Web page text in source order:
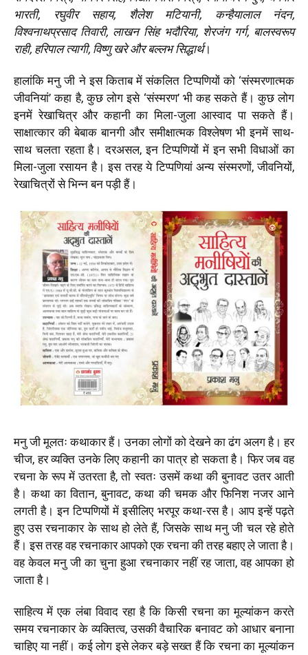
भारती, रघुवीर सहाय, शैलेश मटियानी, कन्हैयालाल नंदन,
विश्वनाथप्रसाद तिवारी, लाखन सिंह भदौरिया, शेरजंग गर्ग, बालस्वरूप
राही, हरिपाल त्यागी, विष्णु खरे और बल्लभ सिद्धार्थ।
हालांकि मनु जी ने इस किताब में संकलित टिप्पणियों को ‘संस्मरणात्मक
जीवनियां’ कहा है, कुछ लोग इसे ‘संस्मरण’भी कह सकते हैं। कुछ लोग
इनमें रेखाचित्र और कहानी का मिला-जुला आस्वाद पा सकते हैं।
साक्षात्कार की बेबाक बानगी और समीक्षात्मक विश्लेषण भी इनमें साथ-
साथ चलता रहता है। दरअसल, इन टिप्पणियों में इन सभी विधाओं का
मिला-जुला रसायन है। इस तरह ये टिप्पणियां अन्य संस्मरणों, जीवनियों,
रेखाचित्रों से भिन्न बन पड़ी हैं।
मनु जी मूलतः कथाकार हैं। उनका लोगों को देखने का ढंग अलग है। हर
चीज, हर व्यक्ति उनके लिए कहानी का पात्र हो सकता है। फिर जब वह
रचना के रूप में उतरता है, तो स्वतः उसमें कथा की बुनावट उतर आती
है। कथा का वितान, बुनावट, कथा की चमक और फिनिश नजर आने
लगती है। इन टिप्पणियों में इसीलिए भरपूर कथा-रस है। आप इन्हें पढ़ते
हुए उस रचनाकार के साथ हो लेते हैं, जिसके साथ मनु जी चल रहे होते
हैं। इस तरह वह रचनाकार आपको एक रचना की तरह बहाए ले जाता है।
वह केवल मनु जी का चुना हुआ रचनाकार नहीं रह जाता, वह आपका हो
जाता है।
साहित्य में एक लंबा विवाद रहा है कि किसी रचना का मूल्यांकन करते
समय रचनाकार के व्यक्तित्व, उसकी वैचारिक बनावट को आधार बनाना
चाहिए या नहीं। कई लोग इसे लेकर बड़े सख्त हैं कि रचना का मूल्यांकन